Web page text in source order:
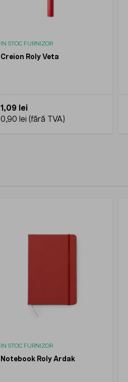
IN STOC FURNIZOR
Creion Roly Veta
1,09 lei
0,90 lei
IN STOC FURNIZOR
Notebook Roly Ardak